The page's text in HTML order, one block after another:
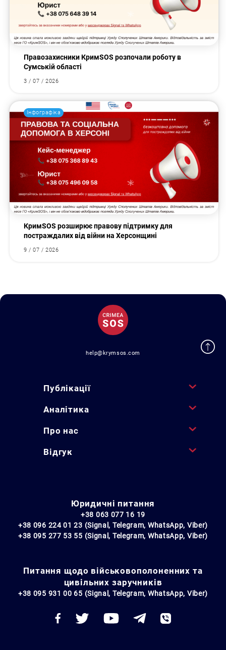
Правозахисники КримSOS розпочали роботу в
Сумській області
3 / 07 / 2026
Інфографіка
КримSOS розширює правову підтримку для
постраждалих від війни на Херсонщині
9 / 07 / 2026
help@krymsos.com
Публікації
Аналітика
Про нас
Відгук
Юридичні питання
+38 063 077 16 19
+38 096 224 01 23 (Signal, Telegram, WhatsApp, Viber)
+38 095 277 53 55 (Signal, Telegram, WhatsApp, Viber)
Питання щодо військовополоненних та
цивільних заручників
+38 095 931 00 65 (Signal, Telegram, WhatsApp, Viber)